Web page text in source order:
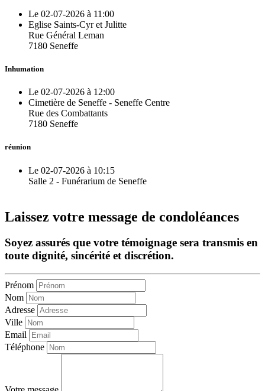
Le 02-07-2026 à 11:00
Eglise Saints-Cyr et Julitte
Rue Général Leman
7180 Seneffe
Inhumation
Le 02-07-2026 à 12:00
Cimetière de Seneffe - Seneffe Centre
Rue des Combattants
7180 Seneffe
réunion
Le 02-07-2026 à 10:15
Salle 2 - Funérarium de Seneffe
Laissez votre message de condoléances
Soyez assurés que votre témoignage sera transmis en
toute dignité, sincérité et discrétion.
Prénom
Nom
Adresse
Ville
Email
Téléphone